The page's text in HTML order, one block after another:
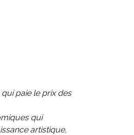
paie le prix des
qui
artistique,